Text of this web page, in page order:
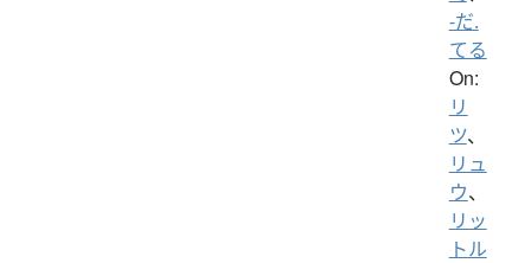
-だ.
てる
On:
リ
ツ、
リュ
ウ、
リッ
トル